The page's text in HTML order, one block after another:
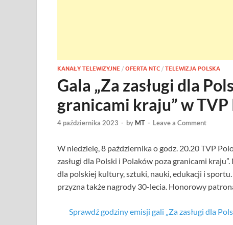
KANAŁY TELEWIZYJNE / OFERTA NTC / TELEWIZJA POLSKA
Gala „Za zasługi dla
granicami kraju” w TVP
4 października 2023 - by MT - Leave a Comment
W niedzielę, 8 października o godz. 20.20 TVP
zasługi dla Polski i Polaków poza granicami
dla polskiej kultury, sztuki, nauki, edukacji i
przyzna także nagrody 30-lecia. Honorowy
Sprawdź godziny emisji gali „Za zasługi dla